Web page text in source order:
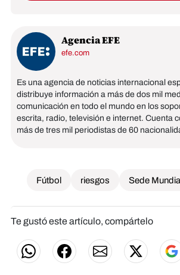
Agencia EFE
efe.com
Es una agencia de noticias internacional
distribuye información a más de dos mil
comunicación en todo el mundo en los
escrita, radio, televisión e internet. Cuenta
más de tres mil periodistas de 60
Fútbol riesgos Sede
Te gustó este artículo, compártelo